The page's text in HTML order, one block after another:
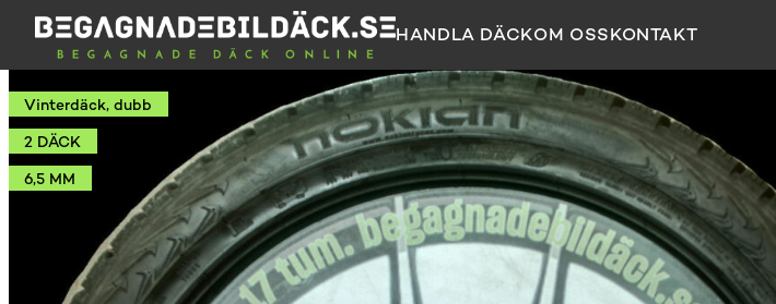
HANDLA DÄCKOM OSSKONTAKT
Vinterdäck, dubb
2 DÄCK
6,5 MM